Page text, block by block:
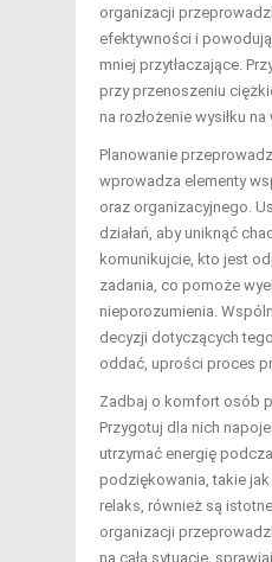
organizacji
efektywności i
mniej przytłaczające.
przy przenoszeniu
na rozłożenie wysiłku
Planowanie
wprowadza elementy
oraz organizacyjnego.
działań, aby uniknąć
komunikujcie, kto jest
zadania, co pomoże
nieporozumienia.
decyzji dotyczących
oddać, uprości proces
Zadbaj o komfort osób
Przygotuj dla nich
utrzymać energię
podziękowania, takie
relaks, również są
organizacji
na całą sytuację,